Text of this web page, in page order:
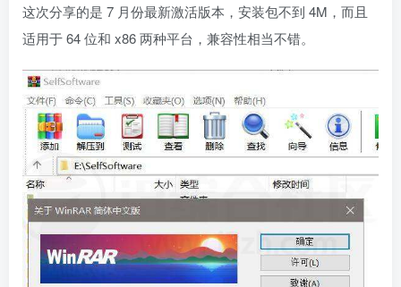
这次分享的是 7 月份最新激活版本，安装包不到 4M，而且
适用于 64 位和 x86 两种平台，兼容性相当不错。